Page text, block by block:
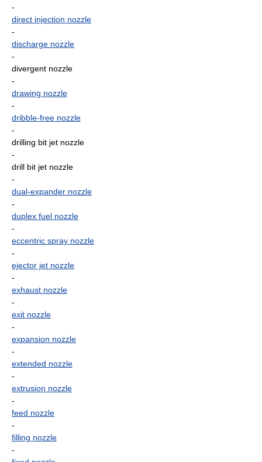
-
direct injection nozzle
-
discharge nozzle
-
divergent nozzle
-
drawing nozzle
-
dribble-free nozzle
-
drilling bit jet nozzle
-
drill bit jet nozzle
-
dual-expander nozzle
-
duplex fuel nozzle
-
eccentric spray nozzle
-
ejector jet nozzle
-
exhaust nozzle
-
exit nozzle
-
expansion nozzle
-
extended nozzle
-
extrusion nozzle
-
feed nozzle
-
filling nozzle
-